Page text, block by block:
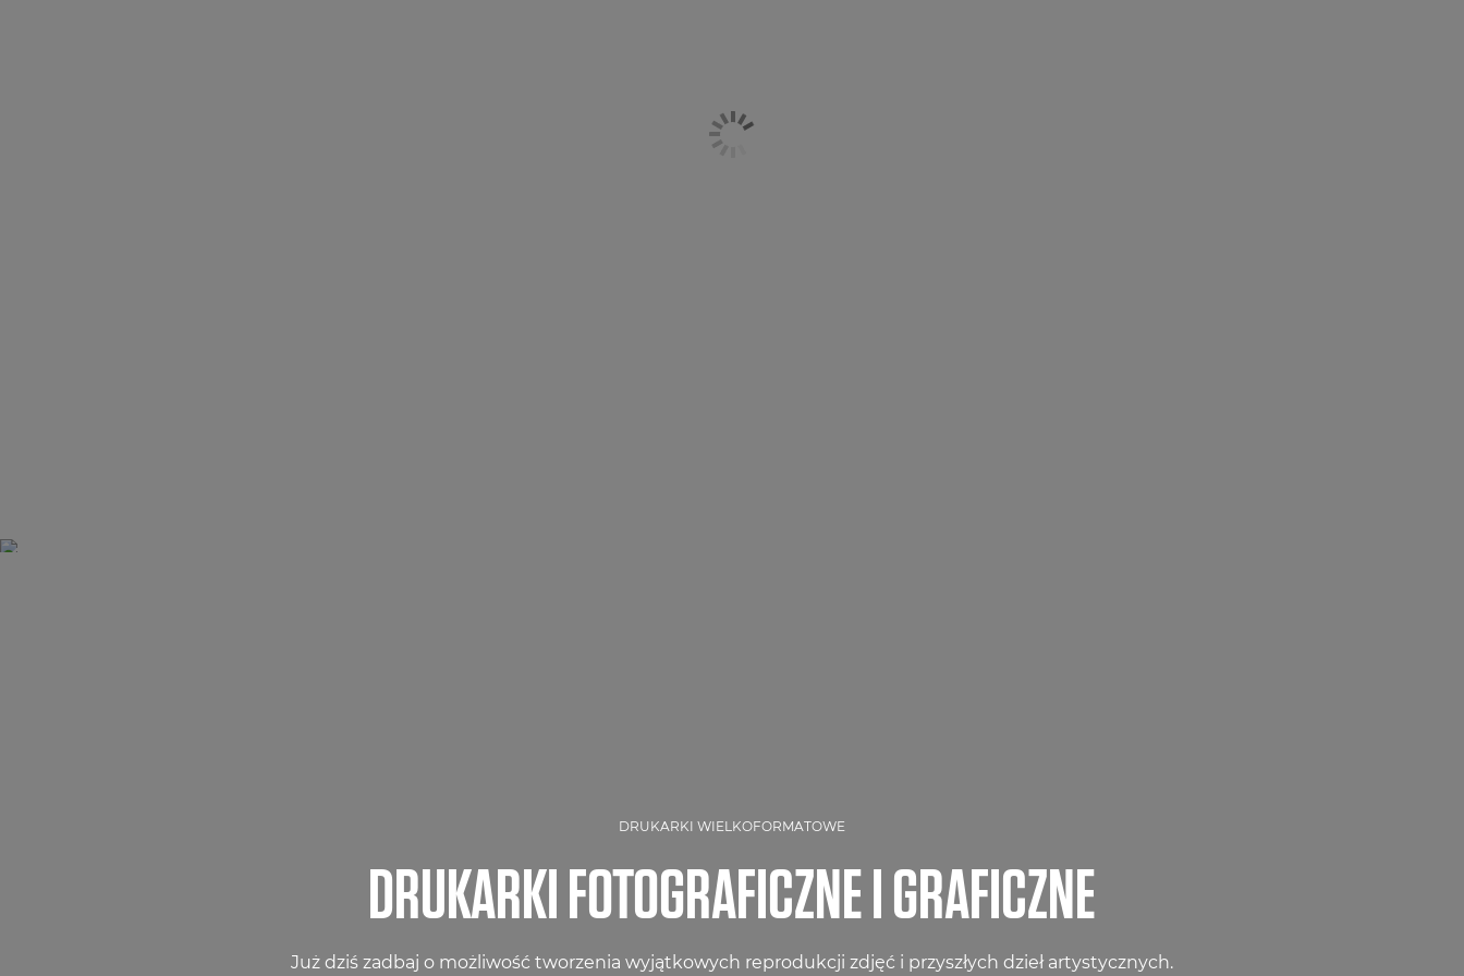
DRUKARKI WIELKOFORMATOWE
DRUKARKI FOTOGRAFICZNE I GRAFICZNE
Już dziś zadbaj o możliwość tworzenia wyjątkowych reprodukcji zdjęć i przyszłych dzieł artystycznych.